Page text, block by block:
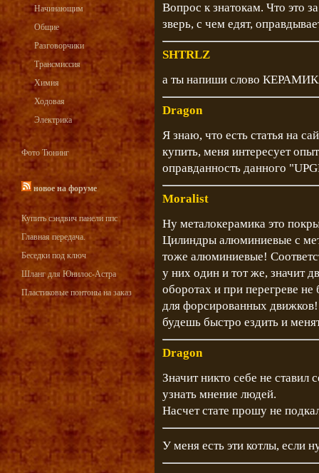
Начинающим
Общие
Разговорчики
Трансмиссия
Химия
Ходовая
Электрика
Фото Тюнинг
новое на форуме
Купить сэндвич панели ппс
Главная передача.
Беседки под ключ
Шланг для Юнилос-Астра
Пластиковые понтоны на заказ
Вопрос к знатокам. Что это
зверь, с чем едят,
SHTRLZ
а ты напиши слово
Dragon
Я знаю, что есть статья на
купить, меня интересует
оправданность данного
Moralist
Ну металокерамика это
Цилиндры алюминиевые с
тоже алюминиевые!
у них один и тот же, значит
оборотах и при перегреве не
для форсированных
будешь быстро ездить и
Dragon
Значит никто себе не ставил
узнать мнение людей.
Насчет стате прошу не
У меня есть эти котлы, если